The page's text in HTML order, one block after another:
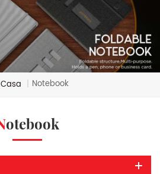
Casa | Notebook
Notebook